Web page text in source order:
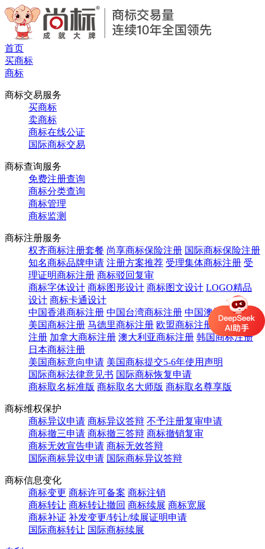
首页
买商标
商标
商标交易服务
买商标
卖商标
商标在线公证
国际商标交易
商标查询服务
免费注册查询
商标分类查询
商标管理
商标监测
商标注册服务
权齐商标注册套餐 尚享商标保险注册 国际商标保险注册
知名商标品牌申请 注册方案推荐 受理集体商标注册 受
理证明商标注册 商标驳回复审
商标字体设计 商标图形设计 商标图文设计 LOGO精品
设计 商标卡通设计
中国香港商标注册 中国台湾商标注册 中国澳门商标注册
美国商标注册 马德里商标注册 欧盟商标注册
英国商标
注册 加拿大商标注册 澳大利亚商标注册 韩国商标注册
日本商标注册
美国商标意向申请 美国商标提交5-6年使用声明
国际商标法律意见书 国际商标恢复申请
商标取名标准版 商标取名大师版 商标取名尊享版
商标维权保护
商标异议申请 商标异议答辩 不予注册复审申请
商标撤三申请 商标撤三答辩 商标撤销复审
商标无效宣告申请 商标无效答辩
国际商标异议申请 国际商标异议答辩
商标信息变化
商标变更 商标许可备案 商标注销
商标转让 商标转让撤回 商标续展 商标宽展
商标补证 补发变更/转让/续展证明申请
国际商标转让 国际商标续展